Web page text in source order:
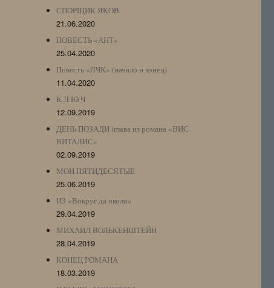
СПОРЩИК ЯКОВ
21.06.2020
ПОВЕСТЬ «АНТ»
25.04.2020
Повесть «ЛЧК» (начало и конец)
11.04.2020
К Л Ю Ч
12.09.2019
ДЕНЬ ПОЗАДИ (глава из романа «ВИС
ВИТАЛИС»
02.09.2019
МОИ ПЯТИДЕСЯТЫЕ
25.06.2019
ИЗ «Вокруг да около»
29.04.2019
МИХАИЛ ВОЛЬКЕНШТЕЙН
28.04.2019
КОНЕЦ РОМАНА
18.03.2019